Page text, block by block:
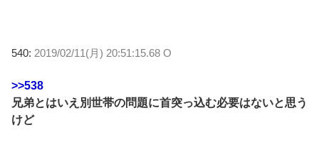
540: 2019/02/11(月) 20:51:15.68 O
>>538
兄弟とはいえ別世帯の問題に首突っ込む必要はないと思う
けど